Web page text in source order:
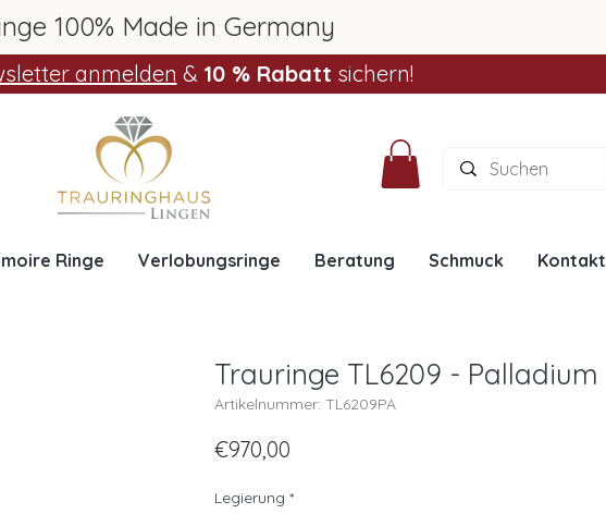
100% Made in Germany
anmelden & 10 % Rabatt sichern!
Ringe Verlobungsringe Beratung Schmuck Kontakt
Trauringe TL6209 - Palladium
Artikelnummer: TL6209PA
€970,00
Legierung